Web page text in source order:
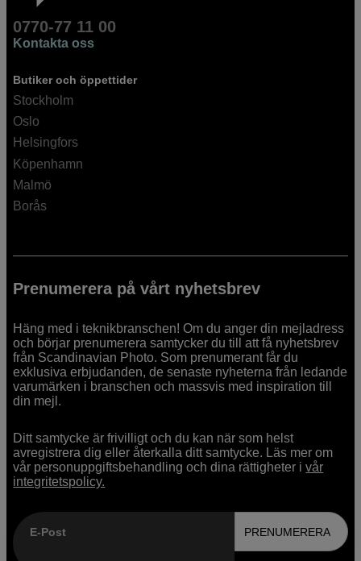
0770-77 11 00
Kontakta oss
Butiker och öppettider
Stockholm
Oslo
Helsingfors
Köpenhamn
Malmö
Borås
Prenumerera på vårt nyhetsbrev
Häng med i teknikbranschen! Om du anger din mejladress
och börjar prenumerera samtycker du till att få nyhetsbrev
från Scandinavian Photo. Som prenumerant får du
exklusiva erbjudanden, de senaste nyheterna från ledande
varumärken i branschen och massvis med inspiration till
din mejl.
Ditt samtycke är frivilligt och du kan när som helst
avregistrera dig eller återkalla ditt samtycke. Läs mer om
vår personuppgiftsbehandling och dina rättigheter ivår
integritetspolicy.
E-Post PRENUMERERA